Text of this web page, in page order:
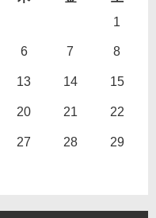
1
6 7 8
13 14 15
20 21 22
27 28 29